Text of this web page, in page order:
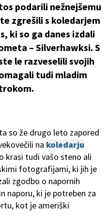
podarili nežnejšemu
zgrešili s koledarjem
ki so ga danes izdali
– Silverhawksi. S
le razveselili svojih
tudi mladim
so že drugo leto zapored
na koledarju
krasi tudi vašo steno ali
fotografijami, ki jih je
zgodbo o napornih
naporu, ki je potreben za
kot je ameriški